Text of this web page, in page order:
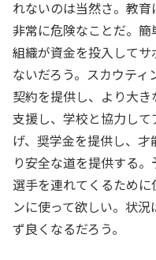
れないのは当然さ。教育
非常に危険なことだ。簡
組織が資金を投入して
ないだろう。スカウテ
契約を提供し、より大
支援し、学校と協力し
げ、奨学金を提供し、
り安全な道を提供する
選手を連れてくるため
ンに使って欲しい。状
ず良くなるだろう。